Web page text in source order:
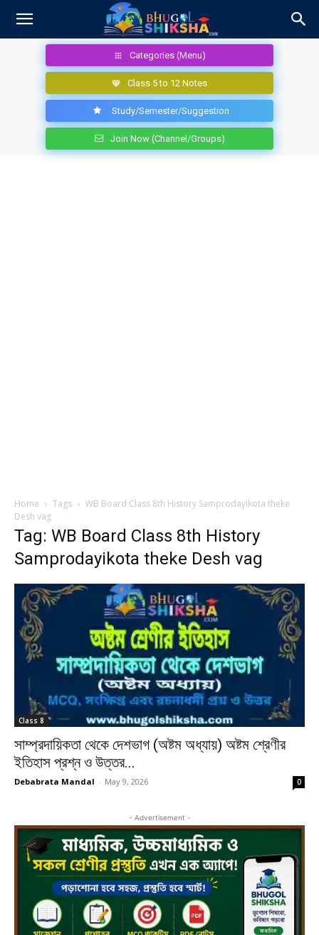
Categories (Menu)
Class 5 to 12 Notes
Study/Semester/Suggestion
Join Now (Channel/Groups)
Home Tags
WB Board Class 8th History Samprodayikota theke
Desh vag
Tag: WB Board Class 8th History
Samprodayikota theke Desh vag
Class 8
সাম্প্রদায়িকতা থেকে দেশভাগ (অষ্টম অধ্যায়) অষ্টম শ্রেণীর
ইতিহাস প্রশ্ন ও উত্তর...
Debabrata Mandal - May 9, 2026 0
- Advertisement -